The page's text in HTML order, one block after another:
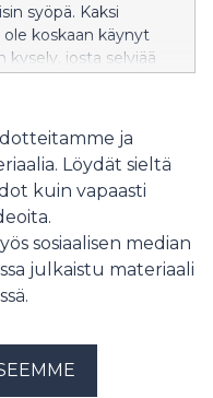
syöpä. Kaksi
koskaan käynyt
kysely, josta selviää
hyväksi.
ja
Löydät sieltä
kuin vapaasti
sosiaalisen median
julkaistu materiaali